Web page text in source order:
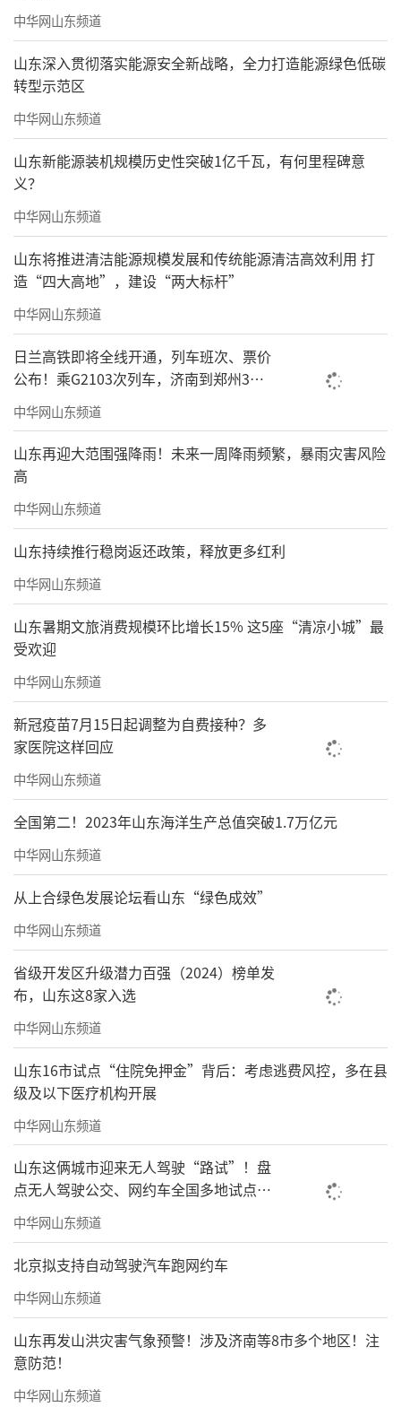
中华网山东频道
山东深入贯彻落实能源安全新战略，全力打造能源绿色低碳
转型示范区
中华网山东频道
山东新能源装机规模历史性突破1亿千瓦，有何里程碑意
义？
中华网山东频道
山东将推进清洁能源规模发展和传统能源清洁高效利用 打
造“四大高地”，建设“两大标杆”
中华网山东频道
日兰高铁即将全线开通，列车班次、票价
公布！乘G2103次列车，济南到郑州3小
时到达
中华网山东频道
山东再迎大范围强降雨！未来一周降雨频繁，暴雨灾害风险
高
中华网山东频道
山东持续推行稳岗返还政策，释放更多红利
中华网山东频道
山东暑期文旅消费规模环比增长15% 这5座“清凉小城”最
受欢迎
中华网山东频道
新冠疫苗7月15日起调整为自费接种？多
家医院这样回应
中华网山东频道
全国第二！2023年山东海洋生产总值突破1.7万亿元
中华网山东频道
从上合绿色发展论坛看山东“绿色成效”
中华网山东频道
省级开发区升级潜力百强（2024）榜单发
布，山东这8家入选
中华网山东频道
山东16市试点“住院免押金”背后：考虑逃费风控，多在县
级及以下医疗机构开展
中华网山东频道
山东这俩城市迎来无人驾驶“路试”！盘
点无人驾驶公交、网约车全国多地试点之
路
中华网山东频道
北京拟支持自动驾驶汽车跑网约车
中华网山东频道
山东再发山洪灾害气象预警！涉及济南等8市多个地区！注
意防范！
中华网山东频道